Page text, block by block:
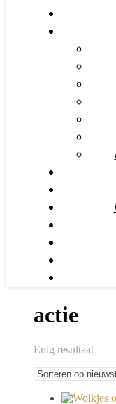
actie
Enig resultaat